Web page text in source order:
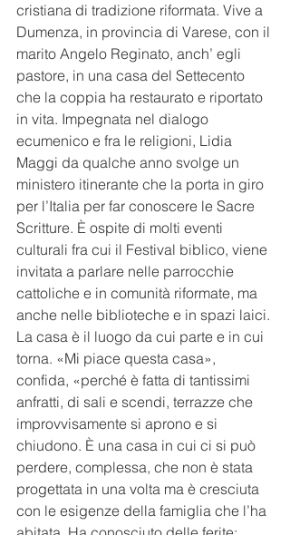
cristiana di tradizione riformata. Vive a
Dumenza, in provincia di Varese, con il
marito Angelo Reginato, anch’ egli
pastore, in una casa del Settecento
che la coppia ha restaurato e riportato
in vita. Impegnata nel dialogo
ecumenico e fra le religioni, Lidia
Maggi da qualche anno svolge un
ministero itinerante che la porta in giro
per l’Italia per far conoscere le Sacre
Scritture. È ospite di molti eventi
culturali fra cui il Festival biblico, viene
invitata a parlare nelle parrocchie
cattoliche e in comunità riformate, ma
anche nelle biblioteche e in spazi laici.
La casa è il luogo da cui parte e in cui
torna. «Mi piace questa casa»,
confida, «perché è fatta di tantissimi
anfratti, di sali e scendi, terrazze che
improvvisamente si aprono e si
chiudono. È una casa in cui ci si può
perdere, complessa, che non è stata
progettata in una volta ma è cresciuta
con le esigenze della famiglia che l’ha